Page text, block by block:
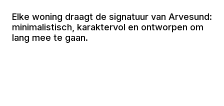
Elke woning draagt de signatuur van Arvesund:
minimalistisch, karaktervol en ontworpen om
lang mee te gaan.